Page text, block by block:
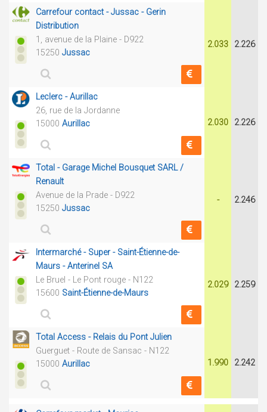
Carrefour contact - Jussac - Gerin
Distribution
1, avenue de la Plaine - D922
15250 Jussac
2.033 2.226
Leclerc - Aurillac
26, rue de la Jordanne
15000 Aurillac 2.030 2.226
Total - Garage Michel Bousquet SARL /
Renault
Avenue de la Prade - D922
15250 Jussac
- 2.246
Intermarché - Super - Saint-Étienne-de-
Maurs - Anterinel SA
Le Bruel - Le Pont rouge - N122
15600 Saint-Étienne-de-Maurs
2.029 2.259
Total Access - Relais du Pont Julien
Guerguet - Route de Sansac - N122
15000 Aurillac 1.990 2.242